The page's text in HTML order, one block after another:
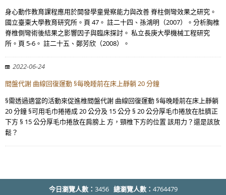
身心動作教育課程應用於開發學童覺察能力與改善 脊柱側彎效果之研究。
國立臺東大學教育研究所。頁 47。 註二十四、孫鴻明（2007）。分析胸椎
脊椎側彎術後結果之影響因子與臨床探討。 私立長庚大學機械工程研究
所。頁 5-6。 註二十五、鄭芳欣（2008）。
2022-06-24
間盤代謝 曲線回復運動 §每晚睡前在床上靜躺 20 分鐘
§需透過適當的活動來促進椎間盤代謝 曲線回復運動 §每晚睡前在床上靜躺
20 分鐘 §可用毛巾捲捲成 20 公分及 15 公分 § 20 公分厚毛巾捲放在肚臍正
下方 § 15 公分厚毛巾捲放在肩膀上 方，頸椎下方的位置 該用力？還是該放
鬆？
今日瀏覽人數： 3456 總瀏覽人數： 4764479